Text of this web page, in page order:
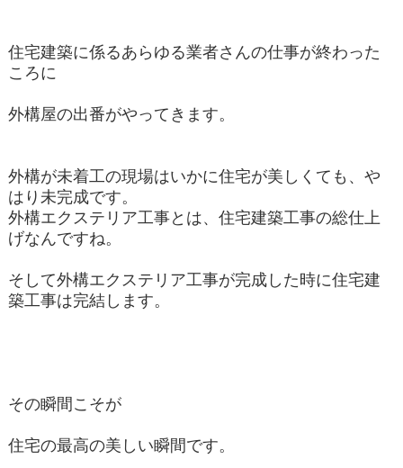
住宅建築に係るあらゆる業者さんの仕事が終わった
ころに
外構屋の出番がやってきます。
外構が未着工の現場はいかに住宅が美しくても、や
はり未完成です。
外構エクステリア工事とは、住宅建築工事の総仕上
げなんですね。
そして外構エクステリア工事が完成した時に住宅建
築工事は完結します。
その瞬間こそが
住宅の最高の美しい瞬間です。